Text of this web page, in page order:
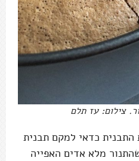
צילום: עז תלם
2: בתחתית התבנית כדאי למקם תבנית
מלא אדים האפייה